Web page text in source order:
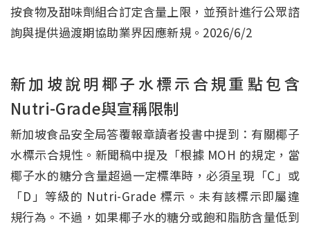
按食物及甜味劑組合訂定含量上限，並預計進行公眾諮
詢與提供過渡期協助業界因應新規。2026/6/2
新加坡說明椰子水標示合規重點包含
Nutri-Grade與宣稱限制
新加坡食品安全局答覆報章讀者投書中提到：有關椰子
水標示合規性。新聞稿中提及「根據 MOH 的規定，當
椰子水的糖分含量超過一定標準時，必須呈現「C」或
「D」等級的 Nutri-Grade 標示。未有該標示即屬違
規行為。不過，如果椰子水的糖分或飽和脂肪含量低到